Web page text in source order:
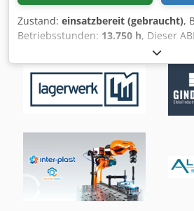
Zustand: einsatzbereit (gebraucht),
Betriebsstunden: 13.750 h, Dieser
wurde im Jahr 2009 hergestellt. Er
Steuerung, ein Bedienfeld und eine
Dokumentation. Als Zubehör sind
Kabelsatz und ein Flex-Hängetaster
Automatisierungsaufgaben, die
Informationen zu dieser Maschine. •
Bedienfeld • Kabelsatz • Mappe mit
Schaltplänen usw. Dwjdpfx Asx
Ausrüstung • Flex-Pendant